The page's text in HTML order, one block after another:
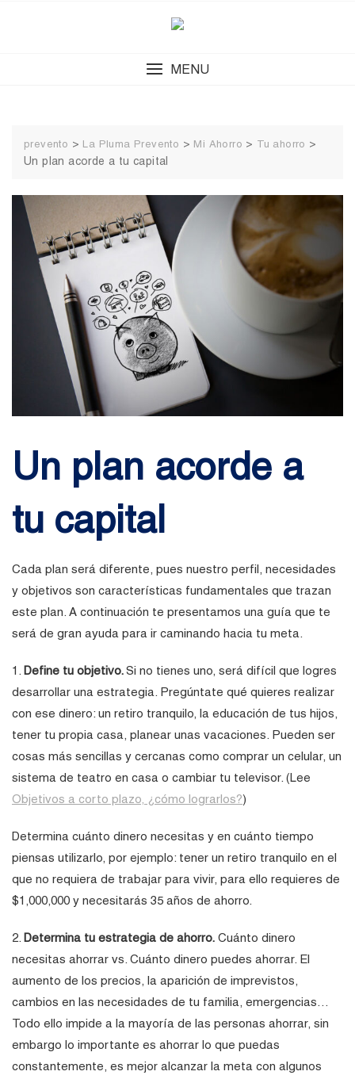
MENU
prevento > La Pluma Prevento > Mi Ahorro > Tu ahorro >
Un plan acorde a tu capital
Un plan acorde a
tu capital
Cada plan será diferente, pues nuestro perfil, necesidades
y objetivos son características fundamentales que trazan
este plan. A continuación te presentamos una guía que te
será de gran ayuda para ir caminando hacia tu meta.
1. Define tu objetivo.Si no tienes uno, será difícil que logres
desarrollar una estrategia. Pregúntate qué quieres realizar
con ese dinero: un retiro tranquilo, la educación de tus hijos,
tener tu propia casa, planear unas vacaciones. Pueden ser
cosas más sencillas y cercanas como comprar un celular, un
sistema de teatro en casa o cambiar tu televisor. (Lee
Objetivos a corto plazo, ¿cómo lograrlos?)
Determina cuánto dinero necesitas y en cuánto tiempo
piensas utilizarlo, por ejemplo: tener un retiro tranquilo en el
que no requiera de trabajar para vivir, para ello requieres de
$1,000,000 y necesitarás 35 años de ahorro.
2. Determina tu estrategia de ahorro. Cuánto dinero
necesitas ahorrar vs. Cuánto dinero puedes ahorrar. El
aumento de los precios, la aparición de imprevistos,
cambios en las necesidades de tu familia, emergencias…
Todo ello impide a la mayoría de las personas ahorrar, sin
embargo lo importante es ahorrar lo que puedas
constantemente, es mejor alcanzar la meta con algunos